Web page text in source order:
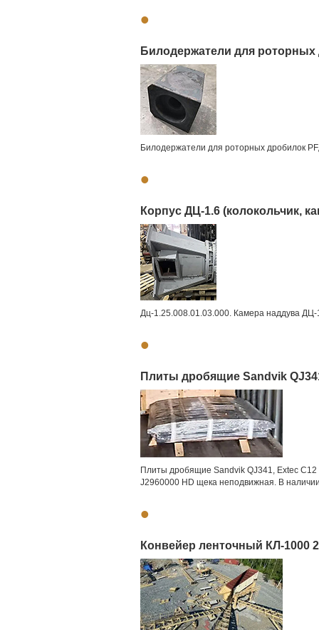
•
Билодержатели для роторных
Билодержатели для роторных дробилок
•
Корпус ДЦ-1.6 (колокольчик,
Дц-1.25.008.01.03.000. Камера наддува ДЦ-
•
Плиты дробящие Sandvik
Плиты дробящие Sandvik QJ341, Extec
J2960000 HD щека неподвижная. В
•
Конвейер ленточный КЛ-1000